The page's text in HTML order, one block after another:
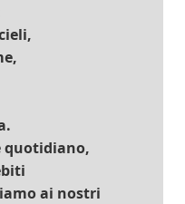
quotidiano,
ai nostri